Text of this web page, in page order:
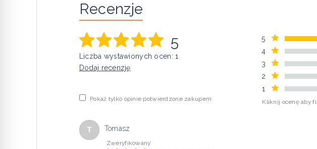
Recenzje
5
Liczba wystawionych ocen: 1
Dodaj recenzję
Pokaż tylko opinie potwierdzone zakupem
5
4
3
2
1
Kliknij ocenę aby
T Tomasz
Zweryfikowany